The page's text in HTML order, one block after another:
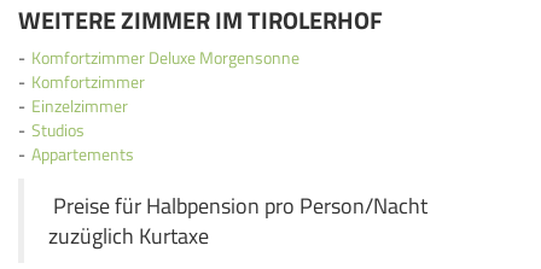
WEITERE ZIMMER IM TIROLERHOF
Komfortzimmer Deluxe Morgensonne
Komfortzimmer
Einzelzimmer
Studios
Appartements
Preise für Halbpension pro Person/Nacht
zuzüglich Kurtaxe